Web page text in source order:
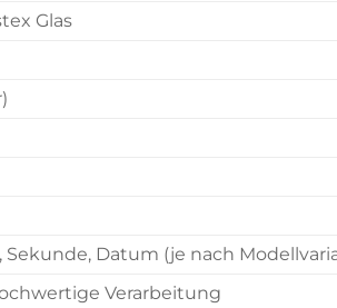
Glas
Sekunde, Datum (je nach
Verarbeitung